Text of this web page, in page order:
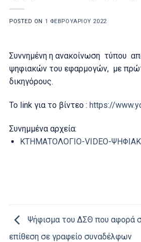
POSTED ON 1 ΦΕΒΡΟΥΑΡΊΟΥ 2022
Συννημένη η ανακοίνωση τύπου
ψηφιακών του εφαρμογών, με
δικηγόρους.
Το link για το βίντεο : https://
Συνημμένα αρχεία:
ΚΤΗΜΑΤΟΛΟΓΙΟ-VIDEO-
Ψήφισμα του ΔΣΘ που αφορά
επίθεση σε γραφείο συναδέλφων